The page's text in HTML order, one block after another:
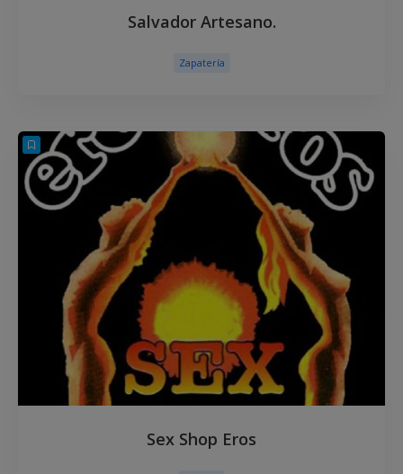
Salvador Artesano.
Zapatería
Sex Shop Eros